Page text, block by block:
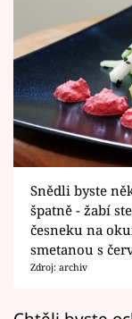
Horoskopy
Sledujte
Filmový
Pořady
Mámy sobě
Přihlášení
Sledujte nás
Snědli byste
špatně - žabí
česneku na
smetanou s
Zdroj: archiv